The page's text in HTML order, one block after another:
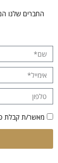
החברים שלנו
מאשר/ת קבלת